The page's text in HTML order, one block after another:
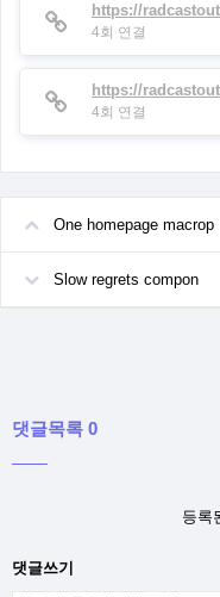
https://
4회 연결
https://
4회 연결
One homepage macrop
Slow regrets compon
댓글목록 0
등록
댓글쓰기